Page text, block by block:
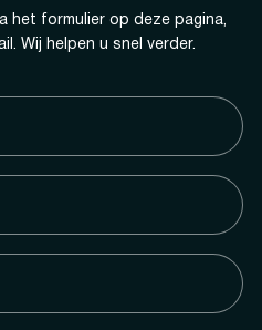
het formulier op deze pagina,
Wij helpen u snel verder.